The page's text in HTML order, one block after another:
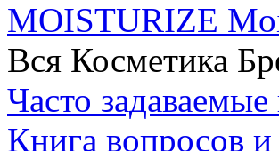
MOISTURIZE
Вся Косметика
Часто
Книга вопросов